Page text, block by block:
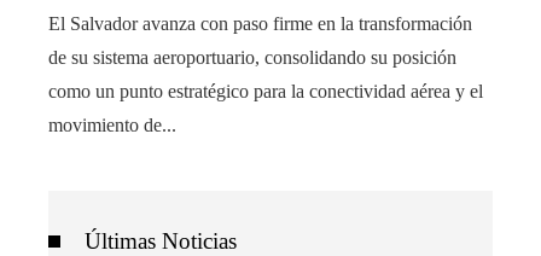
El Salvador avanza con paso firme en la transformación
de su sistema aeroportuario, consolidando su posición
como un punto estratégico para la conectividad aérea y el
movimiento de...
Últimas Noticias